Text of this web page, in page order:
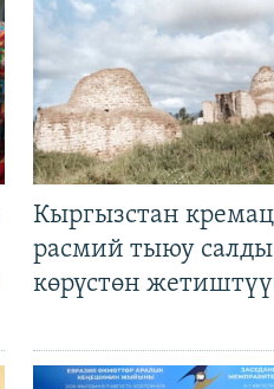
Кыргызстан
расмий тыюу
көрүстөн